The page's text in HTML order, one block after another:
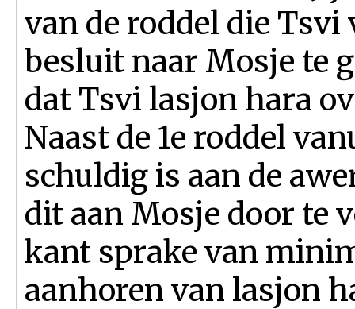
van de roddel die
besluit naar Mosje te
dat Tsvi lasjon hara
Naast de 1e roddel
schuldig is aan de
dit aan Mosje door te
kant sprake van
aanhoren van lasjon